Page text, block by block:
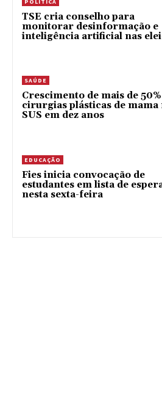
TSE cria conselho para
monitorar desinformação e
inteligência artificial nas
SAÚDE
Crescimento de mais de
cirurgias plásticas de mama
SUS em dez anos
EDUCAÇÃO
Fies inicia convocação de
estudantes em lista de
nesta sexta-feira